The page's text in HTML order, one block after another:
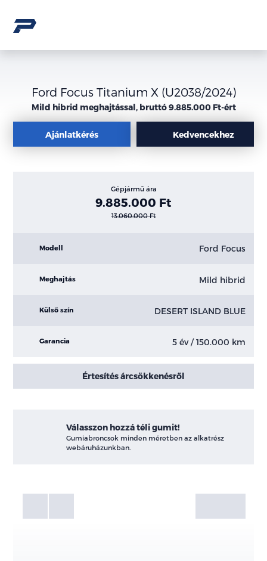
Ford Focus Titanium X (U2038/2024)
Mild hibrid meghajtással, bruttó 9.885.000 Ft-ért
Ajánlatkérés Kedvencekhez
Gépjármű ára
9.885.000 Ft
13.060.000 Ft
Modell Ford Focus
Meghajtás Mild hibrid
Külső szín DESERT ISLAND BLUE
Garancia 5 év / 150.000 km
Értesítés árcsökkenésről
Válasszon hozzá téli gumit!
Gumiabroncsok minden méretben az alkatrész
webáruházunkban.
Galéria